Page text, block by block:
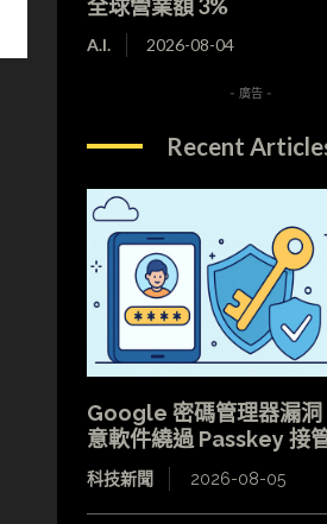
全球營業額 3%
A.I. 2026-08-04
- 廣告 -
Recent
Google 密碼管理器漏
意軟件繞過 Passkey 接
科技新聞 2026-08-05